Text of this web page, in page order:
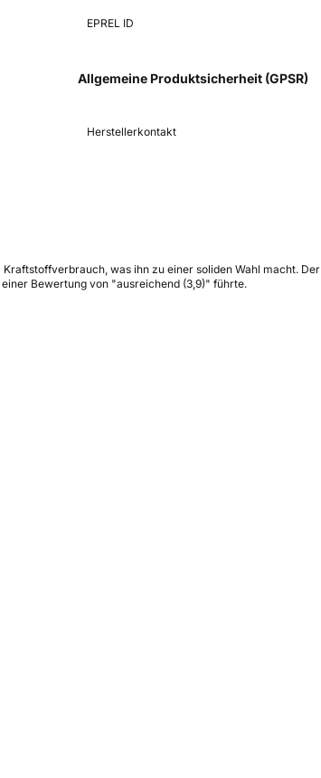
EPREL ID
Allgemeine Produktsicherheit (GPSR)
Herstellerkontakt
was ihn zu einer soliden Wahl macht.
Bewertung von "ausreichend (3,9)" führte.